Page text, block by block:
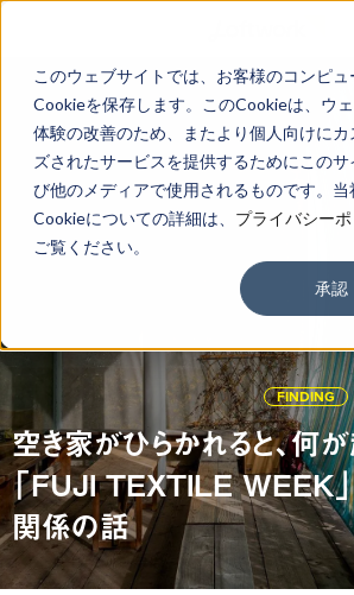
このウェブサイトでは、お客様のコンピュ
Cookieを保存します。このCookieは、ウ
体験の改善のため、またより個人向けにカ
ズされたサービスを提供するためにこのサ
び他のメディアで使用されるものです。当
Cookieについての詳細は、 プライバシー
ご覧ください。
承認
FINDING
空き家がひらかれると、何
「FUJI TEXTILE WEEK」
関係の話